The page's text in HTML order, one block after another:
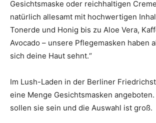
Gesichtsmaske oder reichhaltigen
natürlich allesamt mit hochwertigen
Tonerde und Honig bis zu Aloe Vera,
Avocado – unsere Pflegemasken haben
sich deine Haut sehnt.“
Im Lush-Laden in der Berliner
eine Menge Gesichtsmasken angeboten.
sollen sie sein und die Auswahl ist groß.